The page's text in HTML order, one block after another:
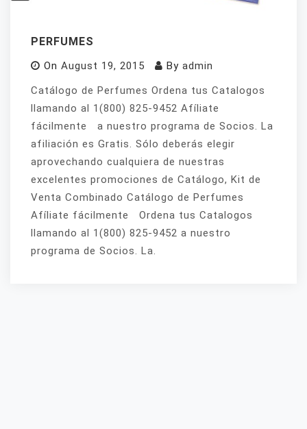
PERFUMES
On August 19, 2015 By admin
Catálogo de Perfumes Ordena tus Catalogos
llamando al 1(800) 825-9452 Afíliate
fácilmente a nuestro programa de Socios. La
afiliación es Gratis. Sólo deberás elegir
aprovechando cualquiera de nuestras
excelentes promociones de Catálogo, Kit de
Venta Combinado Catálogo de Perfumes
Afíliate fácilmente Ordena tus Catalogos
llamando al 1(800) 825-9452 a nuestro
programa de Socios. La.